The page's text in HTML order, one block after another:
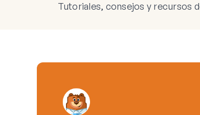
Tutoriales, consejos y recursos